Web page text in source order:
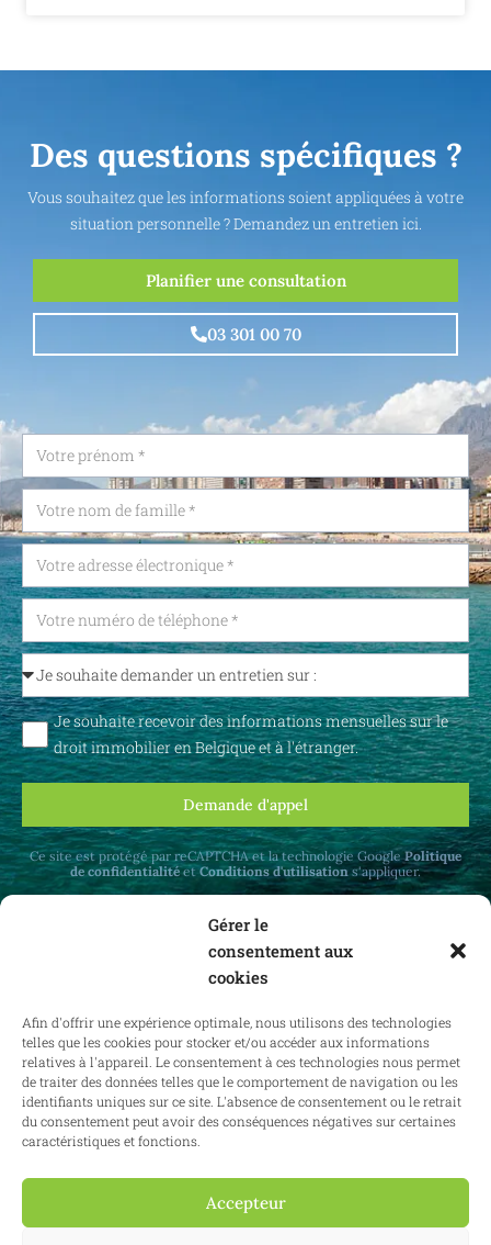
Gérer le
consentement aux
cookies
Afin d'offrir une expérience optimale, nous utilisons des technologies
telles que les cookies pour stocker et/ou accéder aux informations
relatives à l'appareil. Le consentement à ces technologies nous permet
de traiter des données telles que le comportement de navigation ou les
identifiants uniques sur ce site. L'absence de consentement ou le retrait
du consentement peut avoir des conséquences négatives sur certaines
caractéristiques et fonctions.
Accepteur
Des questions spécifiques ?
Vous souhaitez que les informations soient appliquées à votre
situation personnelle ? Demandez un entretien ici.
Planifier une consultation
03 301 00 70
Je souhaite recevoir des informations mensuelles sur le
droit immobilier en Belgique et à l'étranger.
Demande d'appel
Ce site est protégé par reCAPTCHA et la technologie GooglePolitique
de confidentialitéetConditions d'utilisation s'appliquer.
Recevez des mises à jour mensuelles sur le
droit immobilier en Belgique et à l'étranger.